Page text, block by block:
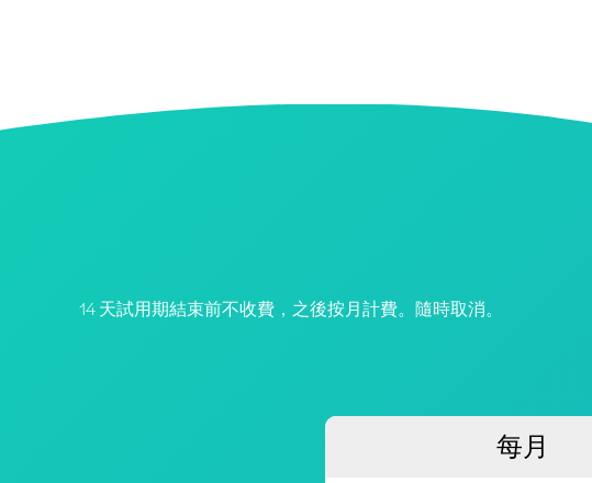
14 天試用期結束前不收費，之後按月計費。隨時取消。
每月